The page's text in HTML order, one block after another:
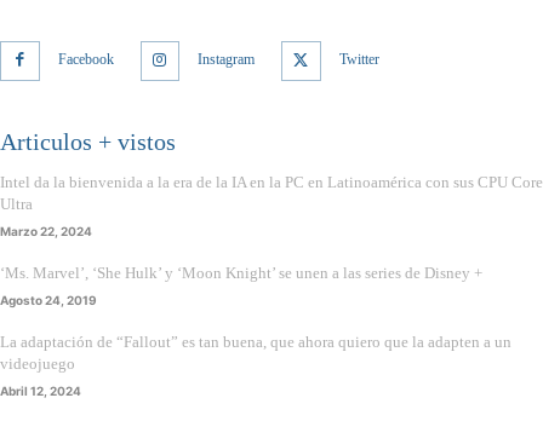
Facebook Instagram Twitter
Articulos + vistos
Intel da la bienvenida a la era de la IA en la PC en Latinoamérica con sus CPU Core
Ultra
Marzo 22, 2024
‘Ms. Marvel’, ‘She Hulk’ y ‘Moon Knight’ se unen a las series de Disney +
Agosto 24, 2019
La adaptación de “Fallout” es tan buena, que ahora quiero que la adapten a un
videojuego
Abril 12, 2024